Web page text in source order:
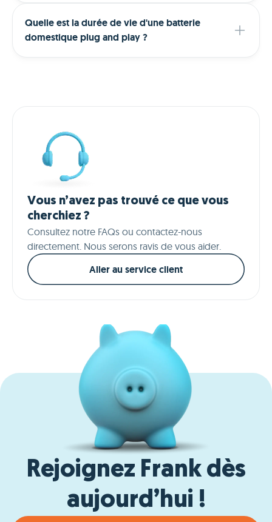
Quelle est la durée de vie d'une batterie
domestique plug and play ?
Vous n’avez pas trouvé ce que vous
cherchiez ?
Consultez notre FAQs ou contactez-nous
directement. Nous serons ravis de vous aider.
Aller au service client
Rejoignez Frank dès
aujourd’hui !